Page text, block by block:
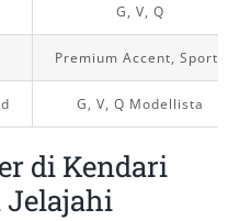
G, V, Q
Premium Accent, Sporty
G, V, Q Modellista
di Kendari
Jelajahi